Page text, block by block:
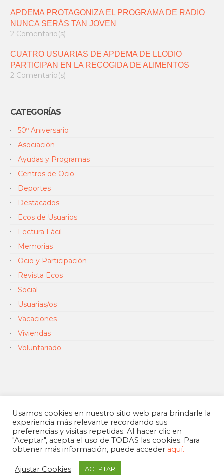
APDEMA PROTAGONIZA EL PROGRAMA DE RADIO
NUNCA SERÁS TAN JOVEN
2 Comentario(s)
CUATRO USUARIAS DE APDEMA DE LLODIO
PARTICIPAN EN LA RECOGIDA DE ALIMENTOS
2 Comentario(s)
CATEGORÍAS
50º Aniversario
Asociación
Ayudas y Programas
Centros de Ocio
Deportes
Destacados
Ecos de Usuarios
Lectura Fácil
Memorias
Ocio y Participación
Revista Ecos
Social
Usuarias/os
Vacaciones
Viviendas
Voluntariado
Usamos cookies en nuestro sitio web para brindarle la
experiencia más relevante recordando sus
preferencias y visitas repetidas. Al hacer clic en
"Aceptar", acepta el uso de TODAS las cookies. Para
obtener más información, puede acceder aquí.
Ajustar Cookies ACEPTAR